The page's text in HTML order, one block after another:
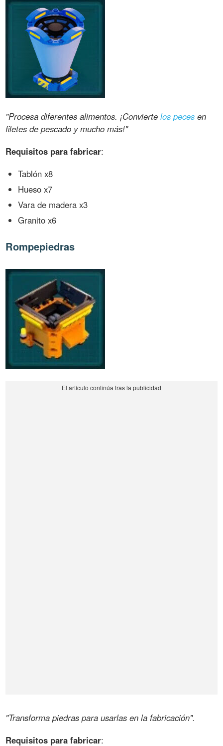
"Procesa diferentes alimentos. ¡Conviertelos peces en
filetes de pescado y mucho más!"
Requisitos para fabricar:
Tablón x8
Hueso x7
Vara de madera x3
Granito x6
Rompepiedras
"Transforma piedras para usarlas en la fabricación".
Requisitos para fabricar: